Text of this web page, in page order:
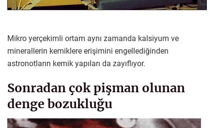
Mikro yerçekimli ortam aynı zamanda kalsiyum ve
minerallerin kemiklere erişimini engellediğinden
astronotların kemik yapıları da zayıflıyor.
Sonradan çok pişman olunan
denge bozukluğu